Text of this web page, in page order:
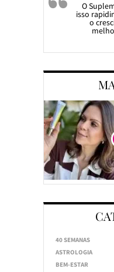
O
isso
o
40 SEMANAS
ASTROLOGIA
BEM-ESTAR